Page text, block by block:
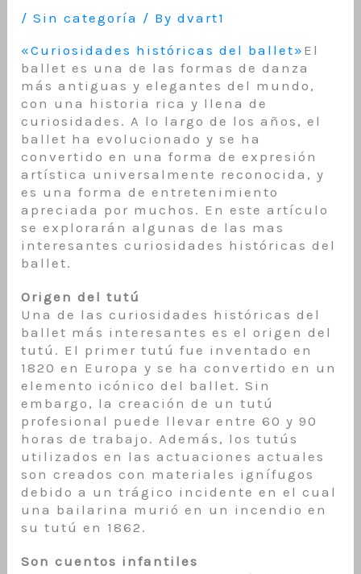
/Sin categoría / Bydvart1
«Curiosidades históricas del ballet» El
ballet es una de las formas de danza
más antiguas y elegantes del mundo,
con una historia rica y llena de
curiosidades. A lo largo de los años, el
ballet ha evolucionado y se ha
convertido en una forma de expresión
artística universalmente reconocida, y
es una forma de entretenimiento
apreciada por muchos. En este artículo
se explorarán algunas de las mas
interesantes curiosidades históricas del
ballet.
Origen del tutú
Una de las curiosidades históricas del
ballet más interesantes es el origen del
tutú. El primer tutú fue inventado en
1820 en Europa y se ha convertido en un
elemento icónico del ballet. Sin
embargo, la creación de un tutú
profesional puede llevar entre 60 y 90
horas de trabajo. Además, los tutús
utilizados en las actuaciones actuales
son creados con materiales ignífugos
debido a un trágico incidente en el cual
una bailarina murió en un incendio en
su tutú en 1862.
Son cuentos infantiles